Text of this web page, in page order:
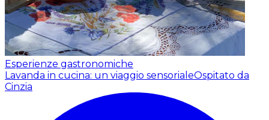
Esperienze gastronomiche
Lavanda in cucina: un viaggio sensorialeOspitato da
Cinzia